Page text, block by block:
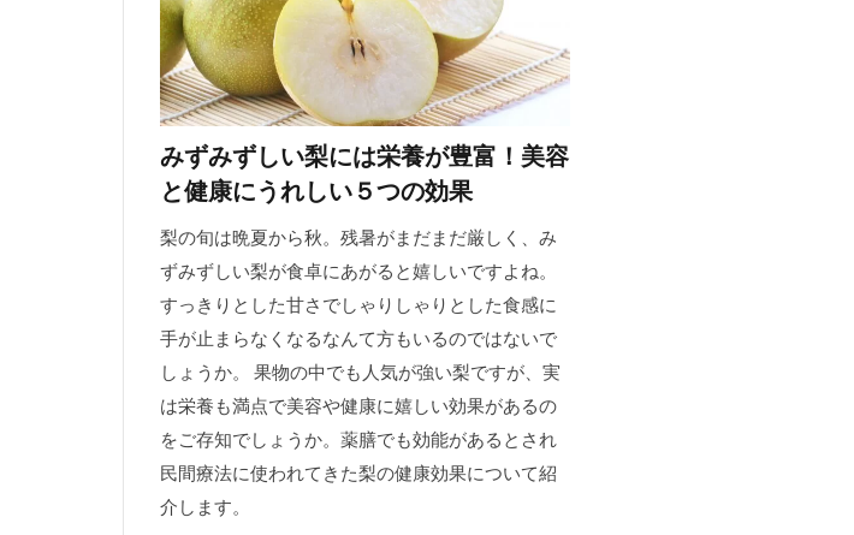
みずみずしい梨には栄養が豊富！美容
と健康にうれしい５つの効果
梨の旬は晩夏から秋。残暑がまだまだ厳しく、み
ずみずしい梨が食卓にあがると嬉しいですよね。
すっきりとした甘さでしゃりしゃりとした食感に
手が止まらなくなるなんて方もいるのではないで
しょうか。 果物の中でも人気が強い梨ですが、実
は栄養も満点で美容や健康に嬉しい効果があるの
をご存知でしょうか。薬膳でも効能があるとされ
民間療法に使われてきた梨の健康効果について紹
介します。